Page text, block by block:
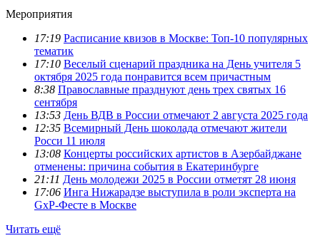
Мероприятия
17:19 Расписание квизов в Москве: Топ-10 популярных
тематик
17:10 Веселый сценарий праздника на День учителя 5
октября 2025 года понравится всем причастным
8:38 Православные празднуют день трех святых 16
сентября
13:53 День ВДВ в России отмечают 2 августа 2025 года
12:35 Всемирный День шоколада отмечают жители
Росси 11 июля
13:08 Концерты российских артистов в Азербайджане
отменены: причина события в Екатеринбурге
21:11 День молодежи 2025 в России отметят 28 июня
17:06 Инга Нижарадзе выступила в роли эксперта на
GxP-Фесте в Москве
Читать ещё